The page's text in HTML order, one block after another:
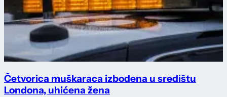
Četvorica muškaraca izbodena u središtu
Londona, uhićena žena